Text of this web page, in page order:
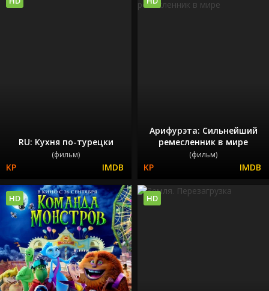
RU: Кухня по-турецки
(фильм)
Арифурэта: Сильнейший
ремесленник в мире
(фильм)
HD HD